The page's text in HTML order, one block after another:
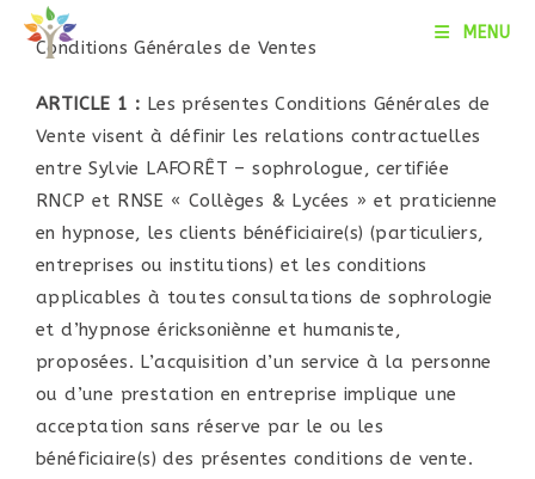
MENU
Conditions Générales de Ventes
ARTICLE 1 : Les présentes Conditions Générales de
Vente visent à définir les relations contractuelles
entre Sylvie LAFORÊT – sophrologue, certifiée
RNCP et RNSE « Collèges & Lycées » et praticienne
en hypnose, les clients bénéficiaire(s) (particuliers,
entreprises ou institutions) et les conditions
applicables à toutes consultations de sophrologie
et d’hypnose éricksoniènne et humaniste,
proposées. L’acquisition d’un service à la personne
ou d’une prestation en entreprise implique une
acceptation sans réserve par le ou les
bénéficiaire(s) des présentes conditions de vente.